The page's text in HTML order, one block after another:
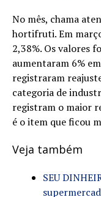
No mês, chama
hortifruti. Em
2,38%. Os valores
aumentaram 6%
registraram
categoria de
registram o maior
é o item que ficou
Veja também
SEU